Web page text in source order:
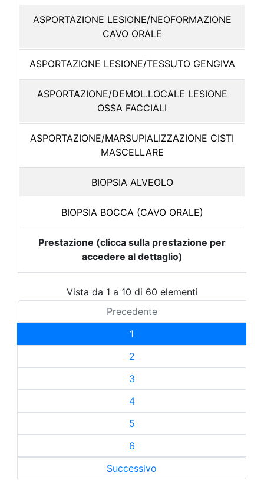
ASPORTAZIONE LESIONE/NEOFORMAZIONE
CAVO ORALE
ASPORTAZIONE LESIONE/TESSUTO GENGIVA
ASPORTAZIONE/DEMOL.LOCALE LESIONE
OSSA FACCIALI
ASPORTAZIONE/MARSUPIALIZZAZIONE CISTI
MASCELLARE
BIOPSIA ALVEOLO
BIOPSIA BOCCA (CAVO ORALE)
Prestazione (clicca sulla prestazione per
accedere al dettaglio)
Vista da 1 a 10 di 60 elementi
Precedente
1
2
3
4
5
6
Successivo